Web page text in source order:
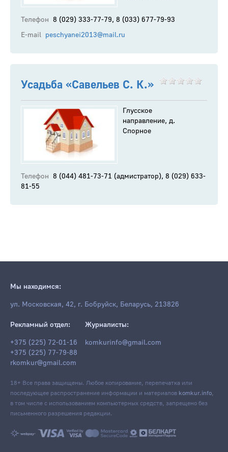
Телефон 8 (029) 333-77-79, 8 (033) 677-79-93
E-mail peschyanei2013@mail.ru
Усадьба «Савельев С. К.»
Глусское
направление, д.
Спорное
Телефон 8 (044) 481-73-71 (адмистратор), 8 (029) 633-
81-55
Мы находимся:
ул. Московская, 42, г. Бобруйск, Беларусь, 213826
Рекламный отдел:
+375 (225) 72-01-16
+375 (225) 77-79-88
rkomkur@gmail.com
Журналисты:
komkurinfo@gmail.com
18+ Все права защищены. Любое копирование, перепечатка или
последующее распространение информации и материалов komkur.info,
в том числе с использованием компьютерных средств, запрещено без
письменного разрешения редакции.